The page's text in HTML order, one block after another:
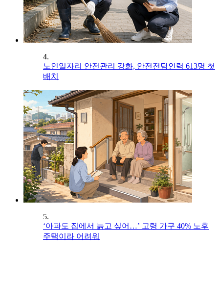
4.
노인일자리 안전관리 강화, 안전전담인력 613명 첫
배치
5.
‘아파도 집에서 늙고 싶어…’ 고령 가구 40% 노후
주택이라 어려워